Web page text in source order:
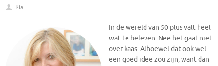
Ria
In de wereld van 50 plus valt heel
wat te beleven. Nee het gaat niet
over kaas. Alhoewel dat ook wel
een goed idee zou zijn, want dan